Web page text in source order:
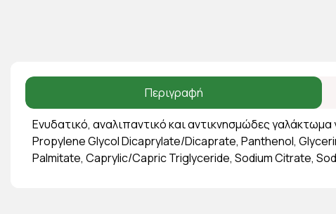
Περιγραφή
Ενυδατικό, αναλιπαντικό και αντικνησμώδες
Propylene Glycol Dicaprylate/Dicaprate, Panthenol,
Palmitate, Caprylic/Capric Triglyceride, Sodium Citrate,